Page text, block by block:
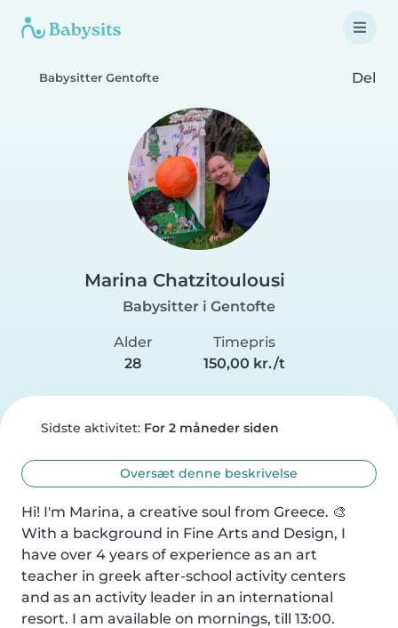
Babysitter Gentofte Del
Marina Chatzitoulousi
Babysitter i Gentofte
Alder
28
Timepris
150,00 kr./t
Sidste aktivitet: For 2 måneder siden
Oversæt denne beskrivelse
Hi! I'm Marina, a creative soul from Greece. 🎨
With a background in Fine Arts and Design, I
have over 4 years of experience as an art
teacher in greek after-school activity centers
and as an activity leader in an international
resort. I am available on mornings, till 13:00.